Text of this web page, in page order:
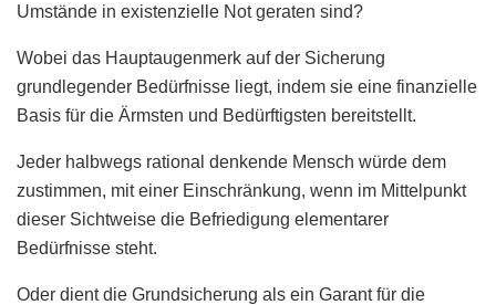
Umstände in existenzielle Not geraten sind?
Wobei das Hauptaugenmerk auf der Sicherung
grundlegender Bedürfnisse liegt, indem sie eine finanzielle
Basis für die Ärmsten und Bedürftigsten bereitstellt.
Jeder halbwegs rational denkende Mensch würde dem
zustimmen, mit einer Einschränkung, wenn im Mittelpunkt
dieser Sichtweise die Befriedigung elementarer
Bedürfnisse steht.
Oder dient die Grundsicherung als ein Garant für die